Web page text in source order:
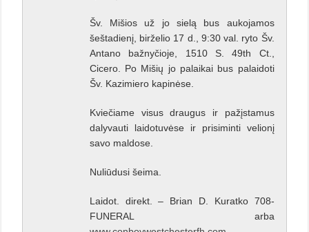
Šv. Mišios už jo sielą bus aukojamos
šeštadienį, birželio 17 d., 9:30 val. ryto Šv.
Antano bažnyčioje, 1510 S. 49th Ct.,
Cicero. Po Mišių jo palaikai bus palaidoti
Šv. Kazimiero kapinėse.
Kviečiame visus draugus ir pažįstamus
dalyvauti laidotuvėse ir prisiminti velionį
savo maldose.
Nuliūdusi šeima.
Laidot. direkt. – Brian D. Kuratko 708-
FUNERAL arba